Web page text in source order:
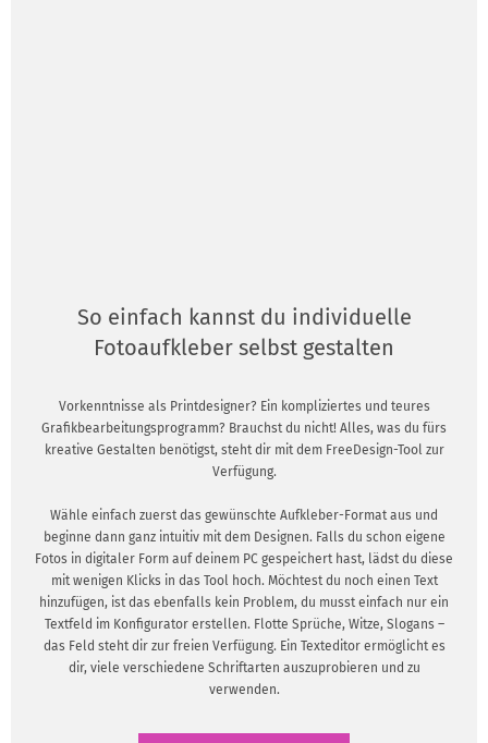
So einfach kannst du individuelle
Fotoaufkleber selbst gestalten
Vorkenntnisse als Printdesigner? Ein kompliziertes und teures
Grafikbearbeitungsprogramm? Brauchst du nicht! Alles, was du fürs
kreative Gestalten benötigst, steht dir mit dem FreeDesign-Tool zur
Verfügung.
Wähle einfach zuerst das gewünschte Aufkleber-Format aus und
beginne dann ganz intuitiv mit dem Designen. Falls du schon eigene
Fotos in digitaler Form auf deinem PC gespeichert hast, lädst du diese
mit wenigen Klicks in das Tool hoch. Möchtest du noch einen Text
hinzufügen, ist das ebenfalls kein Problem, du musst einfach nur ein
Textfeld im Konfigurator erstellen. Flotte Sprüche, Witze, Slogans –
das Feld steht dir zur freien Verfügung. Ein Texteditor ermöglicht es
dir, viele verschiedene Schriftarten auszuprobieren und zu
verwenden.